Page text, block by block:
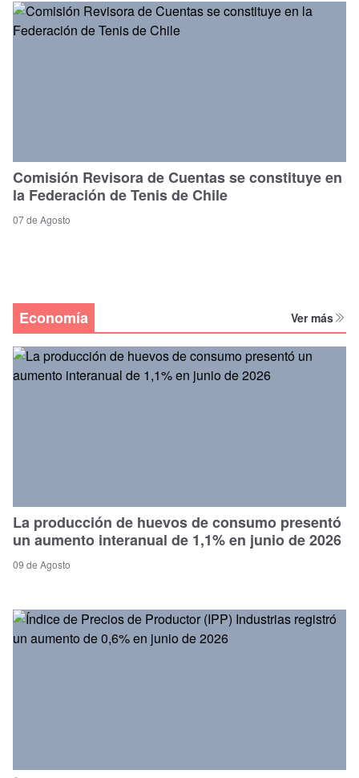
Comisión Revisora de Cuentas se constituye en
la Federación de Tenis de Chile
07 de Agosto
Economía Ver más
La producción de huevos de consumo presentó
un aumento interanual de 1,1% en junio de 2026
09 de Agosto